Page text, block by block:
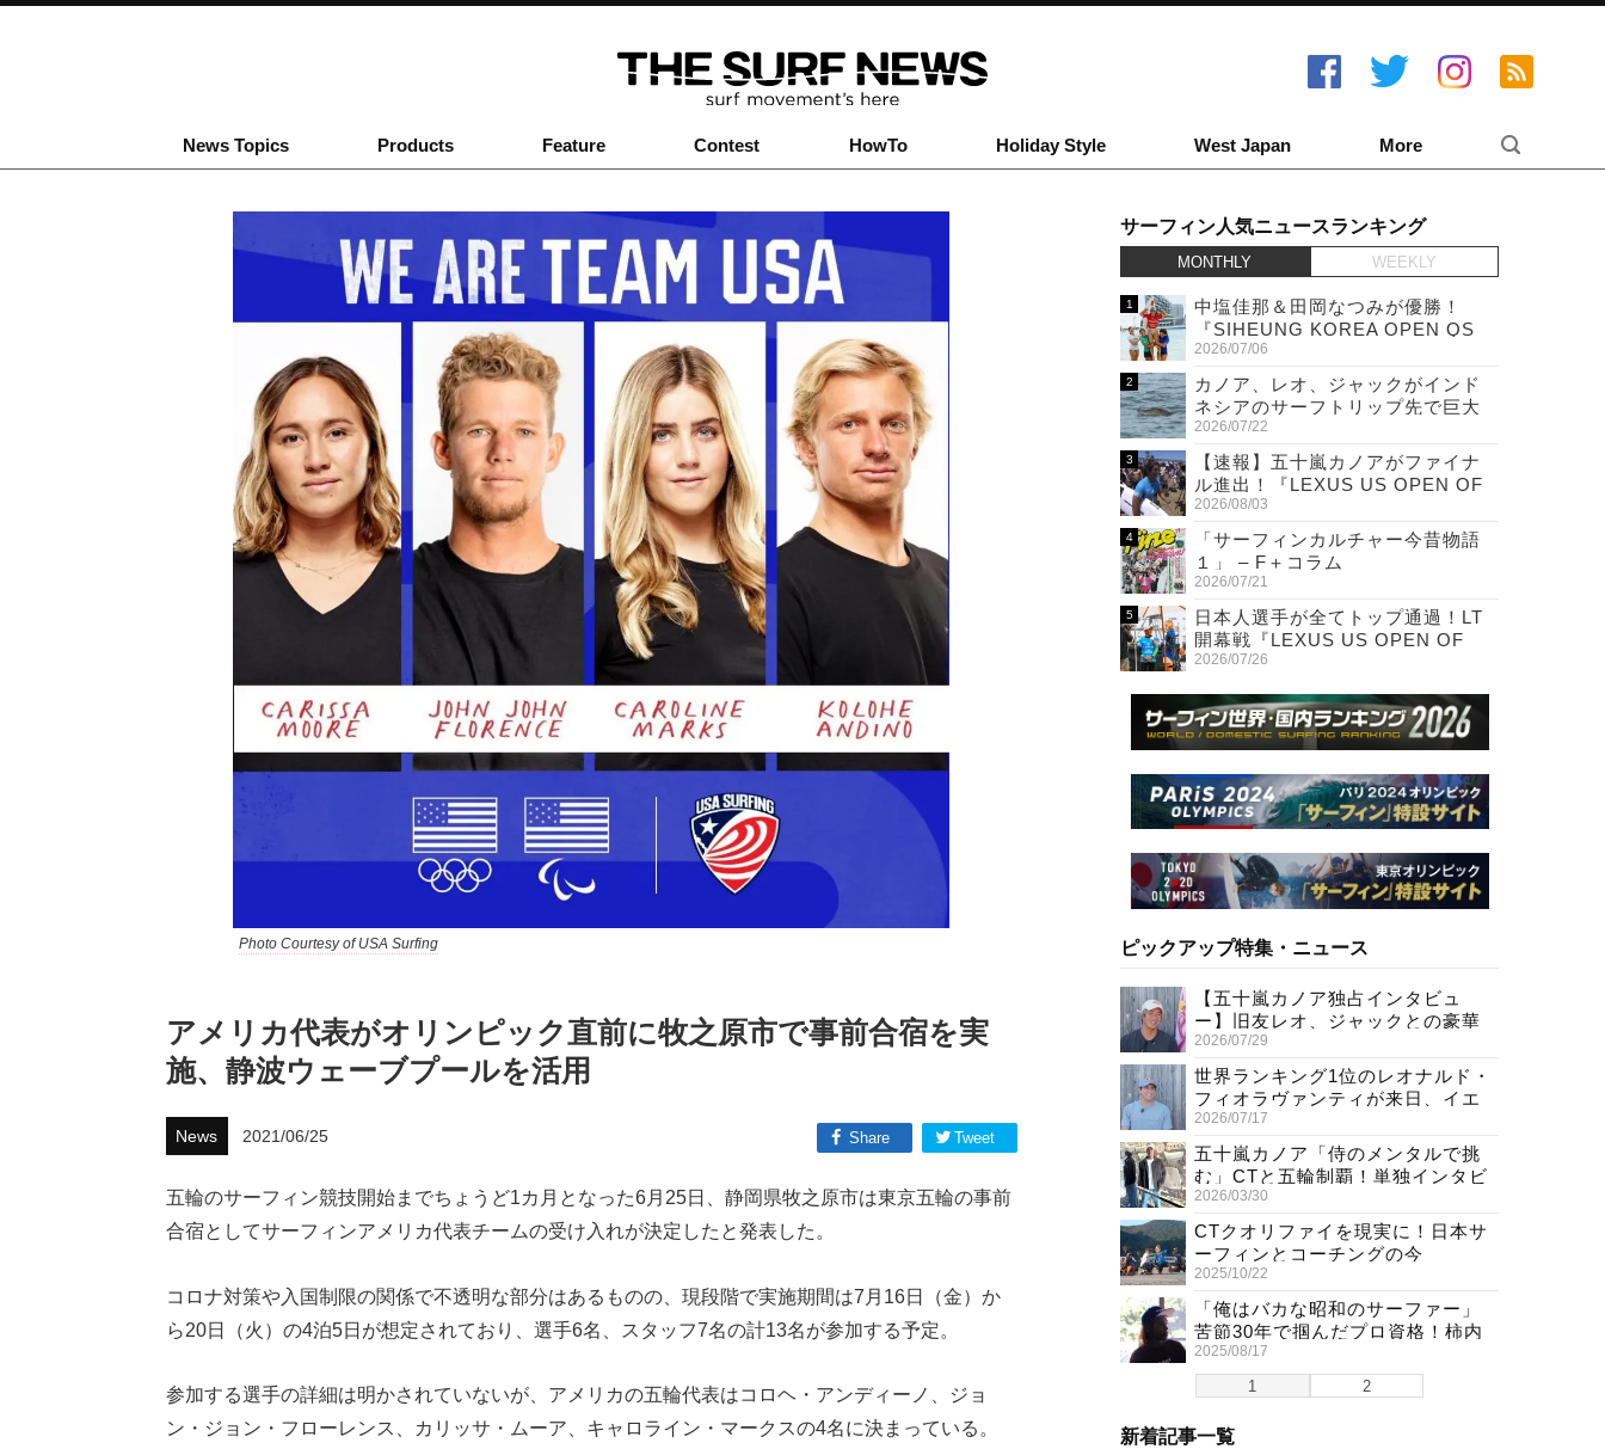
News Topics Products Feature Contest HowTo Holiday Style West Japan More
Photo Courtesy of USA Surfing
アメリカ代表がオリンピック直前に牧之原市で事前合宿を実
施、静波ウェーブプールを活用
News 2021/06/25 Tweet
Share
五輪のサーフィン競技開始までちょうど1カ月となった6月25日、静岡県牧之原市は東京五輪の事前
合宿としてサーフィンアメリカ代表チームの受け入れが決定したと発表した。
コロナ対策や入国制限の関係で不透明な部分はあるものの、現段階で実施期間は7月16日（金）か
ら20日（火）の4泊5日が想定されており、選手6名、スタッフ7名の計13名が参加する予定。
参加する選手の詳細は明かされていないが、アメリカの五輪代表はコロヘ・アンディーノ、ジョ
ン・ジョン・フローレンス、カリッサ・ムーア、キャロライン・マークスの4名に決まっている。
サーフィン人気ニュースランキング
MONTHLY WEEKLY
中塩佳那＆田岡なつみが優勝！
『SIHEUNG KOREA OPEN QS
6,000 & LQS』
2026/07/06
カノア、レオ、ジャックがインド
ネシアのサーフトリップ先で巨大
ワニと遭遇！
2026/07/22
【速報】五十嵐カノアがファイナ
ル進出！『LEXUS US OPEN OF
SURFING』
2026/08/03
「サーフィンカルチャー今昔物語
１」 – F＋コラム
2026/07/21
日本人選手が全てトップ通過！LT
開幕戦『LEXUS US OPEN OF
SURFING』初日
2026/07/26
ピックアップ特集・ニュース
1 2
【五十嵐カノア独占インタビュ
ー】旧友レオ、ジャックとの豪華
プライベートセッション
2026/07/29
世界ランキング1位のレオナルド・
フィオラヴァンティが来日、イエ
ロージャージ獲得直後の独占イン
タビュー
2026/07/17
五十嵐カノア「侍のメンタルで挑
む」CTと五輪制覇！単独インタビ
ューで熱弁
2026/03/30
CTクオリファイを現実に！日本サ
ーフィンとコーチングの今
2025/10/22
「俺はバカな昭和のサーファー」
苦節30年で掴んだプロ資格！柿内
聖文(54)の生き様
2025/08/17
新着記事一覧